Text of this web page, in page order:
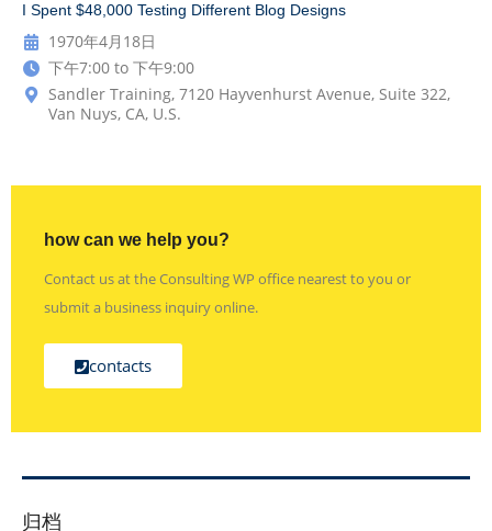
I Spent $48,000 Testing Different Blog Designs
1970年4月18日
下午7:00 to 下午9:00
Sandler Training, 7120 Hayvenhurst Avenue, Suite 322,
Van Nuys, CA, U.S.
how can we help you?
Contact us at the Consulting WP office nearest to you or
submit a business inquiry online.
contacts
归档